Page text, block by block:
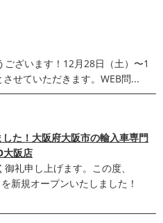
ざいます！12月28日（土）〜1
せていただきます。WEB問...
た！大阪府大阪市の輸入車専門
阪店
礼申し上げます。この度、
新規オープンいたしました！